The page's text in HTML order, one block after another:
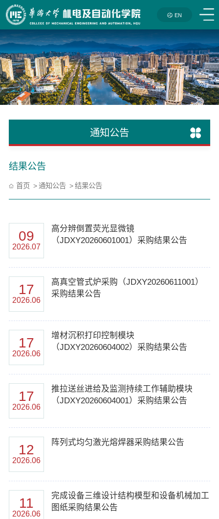
EN
通知公告
结果公告
首页 通知公告 结果公告
09
2026.07
高分辨倒置荧光显微镜
（JDXY20260601001）采购结果公告
17
2026.06
高真空管式炉采购（JDXY20260611001）
采购结果公告
17
2026.06
增材沉积打印控制模块
（JDXY20260604002）采购结果公告
17
2026.06
推拉送丝进给及监测持续工作辅助模块
（JDXY20260604001）采购结果公告
12
2026.06
阵列式均匀激光熔焊器采购结果公告
11
2026.06
完成设备三维设计结构模型和设备机械加工
图纸采购结果公告